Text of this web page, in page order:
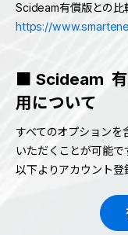
Scideam有償版との比
https://
■ Scideam 有
用について
すべてのオプション
いただくことが可能で
以下よりアカウント登